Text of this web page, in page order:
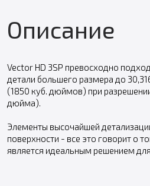
Описание
Vector HD 3SP превосходно
детали большего размера до
(1850 куб. дюймов) при
дюйма).
Элементы высочайшей
поверхности - все это говорит о
является идеальным решением